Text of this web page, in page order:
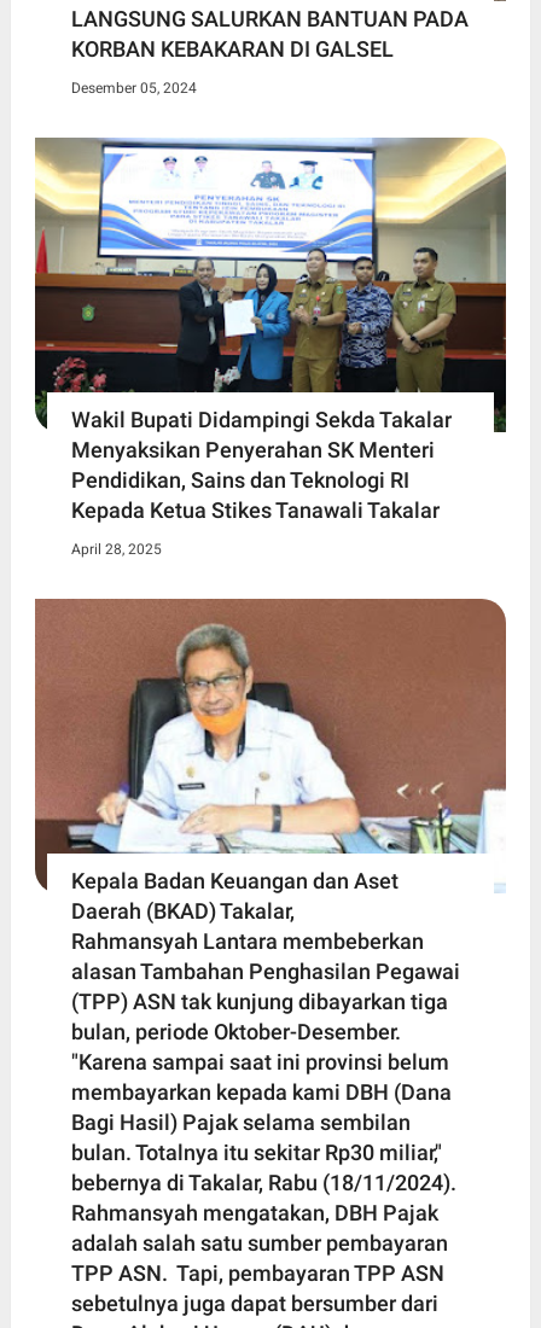
LANGSUNG SALURKAN BANTUAN PADA
KORBAN KEBAKARAN DI GALSEL
Desember 05, 2024
Wakil Bupati Didampingi Sekda Takalar
Menyaksikan Penyerahan SK Menteri
Pendidikan, Sains dan Teknologi RI
Kepada Ketua Stikes Tanawali Takalar
April 28, 2025
Kepala Badan Keuangan dan Aset
Daerah (BKAD) Takalar,
Rahmansyah Lantara membeberkan
alasan Tambahan Penghasilan Pegawai
(TPP) ASN tak kunjung dibayarkan tiga
bulan, periode Oktober-Desember.
"Karena sampai saat ini provinsi belum
membayarkan kepada kami DBH (Dana
Bagi Hasil) Pajak selama sembilan
bulan. Totalnya itu sekitar Rp30 miliar,"
bebernya di Takalar, Rabu (18/11/2024).
Rahmansyah mengatakan, DBH Pajak
adalah salah satu sumber pembayaran
TPP ASN. Tapi, pembayaran TPP ASN
sebetulnya juga dapat bersumber dari